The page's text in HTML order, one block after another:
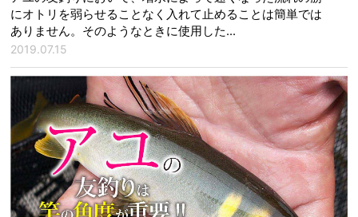
にオトリを弱らせることなく入れて止めることは簡単では
ありません。そのようなときに使用した...
2019.07.15